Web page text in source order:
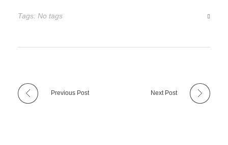
Tags: No tags
Previous Post Next Post